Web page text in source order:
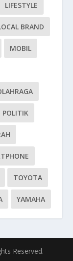
LIFESTYLE
BRAND
MOBIL
POLITIK
TOYOTA
YAMAHA
Reserved.